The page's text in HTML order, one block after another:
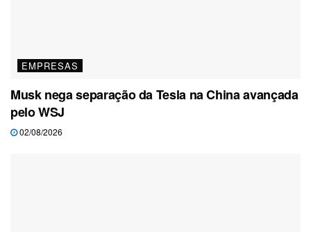
EMPRESAS
Musk nega separação da Tesla na China avançada
pelo WSJ
02/08/2026